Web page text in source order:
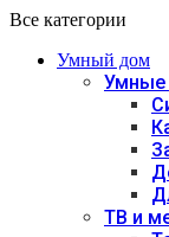
Все категории
Умный дом
Умные
ТВ и